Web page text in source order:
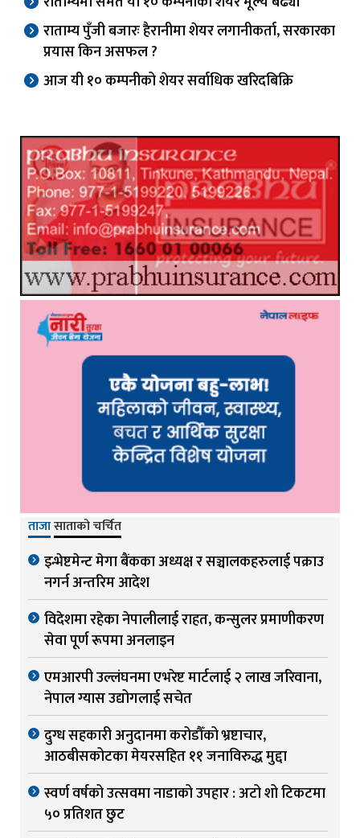
राताम्य पुँजी बजारः हैरानीमा शेयर लगानीकर्ता, सरकारका
प्रयास किन असफल ?
आज यी १० कम्पनीको शेयर सर्वाधिक खरिदबिक्रि
ताजासाताको चर्चित
इन्भेष्टमेन्ट मेगा बैंकका अध्यक्ष र सञ्चालकहरुलाई पक्राउ
नगर्न अन्तरिम आदेश
विदेशमा रहेका नेपालीलाई राहत, कन्सुलर प्रमाणीकरण
सेवा पूर्ण रूपमा अनलाइन
एमआरपी उल्लंघनमा एभरेष्ट मार्टलाई २ लाख जरिवाना,
नेपाल ग्यास उद्योगलाई सचेत
दुग्ध सहकारी अनुदानमा करोडौँको भ्रष्टाचार,
आठबीसकोटका मेयरसहित ११ जनाविरुद्ध मुद्दा
स्वर्ण वर्षको उत्सवमा नाडाको उपहार : अटो शो टिकटमा
५० प्रतिशत छुट